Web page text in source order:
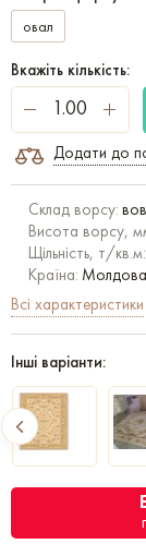
овал
Вкажіть кількість:
Додати до
Склад ворсу:
Висота ворсу,
Щільність, т/кв.м:
Країна: Молдова
Всі характеристики
Інші варіанти: